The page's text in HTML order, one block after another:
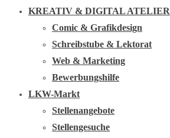
KREATIV & DIGITAL ATELIER
Comic & Grafikdesign
Schreibstube & Lektorat
Web & Marketing
Bewerbungshilfe
LKW-Markt
Stellenangebote
Stellengesuche